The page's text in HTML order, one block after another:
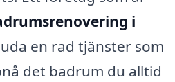
i
en rad tjänster som
det badrum du alltid